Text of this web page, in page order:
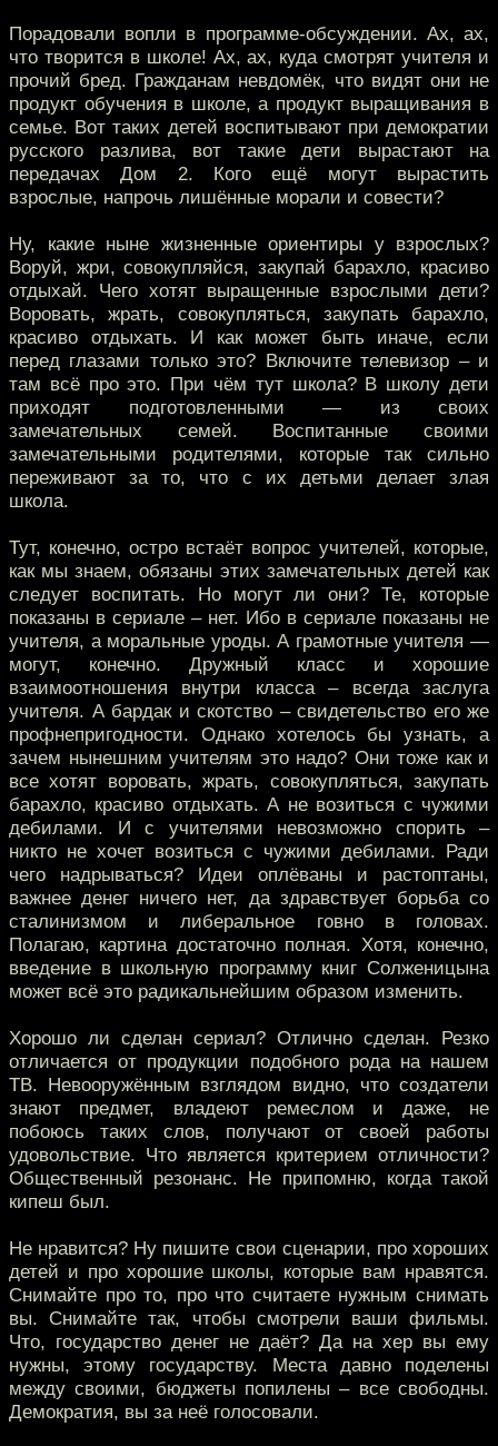
Порадовали вопли в программе-обсуждении. Ах, ах,
что творится в школе! Ах, ах, куда смотрят учителя и
прочий бред. Гражданам невдомёк, что видят они не
продукт обучения в школе, а продукт выращивания в
семье. Вот таких детей воспитывают при демократии
русского разлива, вот такие дети вырастают на
передачах Дом 2. Кого ещё могут вырастить
взрослые, напрочь лишённые морали и совести?
Ну, какие ныне жизненные ориентиры у взрослых?
Воруй, жри, совокупляйся, закупай барахло, красиво
отдыхай. Чего хотят выращенные взрослыми дети?
Воровать, жрать, совокупляться, закупать барахло,
красиво отдыхать. И как может быть иначе, если
перед глазами только это? Включите телевизор – и
там всё про это. При чём тут школа? В школу дети
приходят подготовленными — из своих
замечательных семей. Воспитанные своими
замечательными родителями, которые так сильно
переживают за то, что с их детьми делает злая
школа.
Тут, конечно, остро встаёт вопрос учителей, которые,
как мы знаем, обязаны этих замечательных детей как
следует воспитать. Но могут ли они? Те, которые
показаны в сериале – нет. Ибо в сериале показаны не
учителя, а моральные уроды. А грамотные учителя —
могут, конечно. Дружный класс и хорошие
взаимоотношения внутри класса – всегда заслуга
учителя. А бардак и скотство – свидетельство его же
профнепригодности. Однако хотелось бы узнать, а
зачем нынешним учителям это надо? Они тоже как и
все хотят воровать, жрать, совокупляться, закупать
барахло, красиво отдыхать. А не возиться с чужими
дебилами. И с учителями невозможно спорить –
никто не хочет возиться с чужими дебилами. Ради
чего надрываться? Идеи оплёваны и растоптаны,
важнее денег ничего нет, да здравствует борьба со
сталинизмом и либеральное говно в головах.
Полагаю, картина достаточно полная. Хотя, конечно,
введение в школьную программу книг Солженицына
может всё это радикальнейшим образом изменить.
Хорошо ли сделан сериал? Отлично сделан. Резко
отличается от продукции подобного рода на нашем
ТВ. Невооружённым взглядом видно, что создатели
знают предмет, владеют ремеслом и даже, не
побоюсь таких слов, получают от своей работы
удовольствие. Что является критерием отличности?
Общественный резонанс. Не припомню, когда такой
кипеш был.
Не нравится? Ну пишите свои сценарии, про хороших
детей и про хорошие школы, которые вам нравятся.
Снимайте про то, про что считаете нужным снимать
вы. Снимайте так, чтобы смотрели ваши фильмы.
Что, государство денег не даёт? Да на хер вы ему
нужны, этому государству. Места давно поделены
между своими, бюджеты попилены – все свободны.
Демократия, вы за неё голосовали.